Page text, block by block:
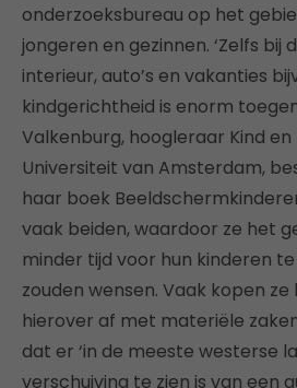
onderzoeksbureau op het
jongeren en gezinnen. ‘Zelfs bij
interieur, auto’s en vakanties
kindgerichtheid is enorm
Valkenburg, hoogleraar Kind en
Universiteit van Amsterdam,
haar boek
vaak beiden, waardoor ze het
minder tijd voor hun kinderen
zouden wensen. Vaak kopen
hierover af met materiële
dat er ‘in de meeste westerse
verschuiving te zien is van een